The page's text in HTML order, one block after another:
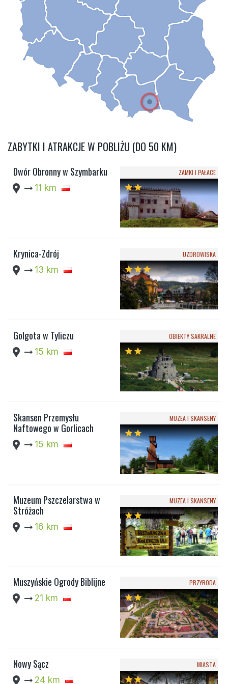
ZABYTKI I ATRAKCJE W POBLIŻU (DO 50 KM)
Dwór Obronny w Szymbarku
location_pin arrow_right_alt 11 km
ZAMKI I PAŁACE
starstar
Krynica-Zdrój
location_pin arrow_right_alt 13 km
UZDROWISKA
starstarstar
Golgota w Tyliczu
location_pin arrow_right_alt 15 km
OBIEKTY SAKRALNE
starstar
Skansen Przemysłu
Naftowego w Gorlicach
location_pin arrow_right_alt 15 km
MUZEA I SKANSENY
starstar
Muzeum Pszczelarstwa w
Stróżach
location_pin arrow_right_alt 16 km
MUZEA I SKANSENY
starstar
Muszyńskie Ogrody Biblijne
location_pin arrow_right_alt 21 km
PRZYRODA
starstar
Nowy Sącz
location_pin arrow_right_alt 24 km
MIASTA
starstar